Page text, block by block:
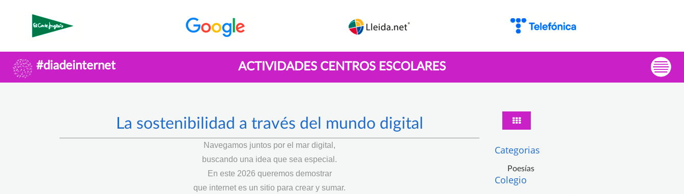
#diadeinternet ACTIVIDADES CENTROS ESCOLARES
La sostenibilidad a través del mundo digital
Navegamos juntos por el mar digital,
buscando una idea que sea especial.
En este 2026 queremos demostrar
que internet es un sitio para crear y sumar.
Categorias
Poesías
Colegio